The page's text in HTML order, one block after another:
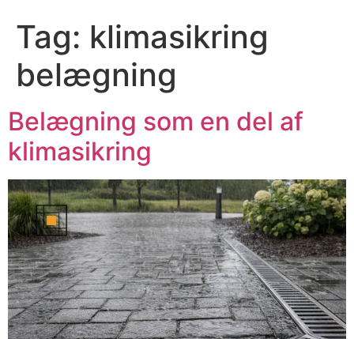
Tag: klimasikring
belægning
Belægning som en del af
klimasikring